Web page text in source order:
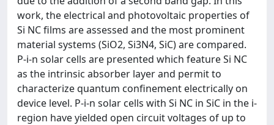
work, the electrical and photovoltaic properties of
Si NC films are assessed and the most prominent
material systems (SiO2, Si3N4, SiC) are compared.
P-i-n solar cells are presented which feature Si NC
as the intrinsic absorber layer and permit to
characterize quantum confinement electrically on
device level. P-i-n solar cells with Si NC in SiC in the i-
region have yielded open circuit voltages of up to